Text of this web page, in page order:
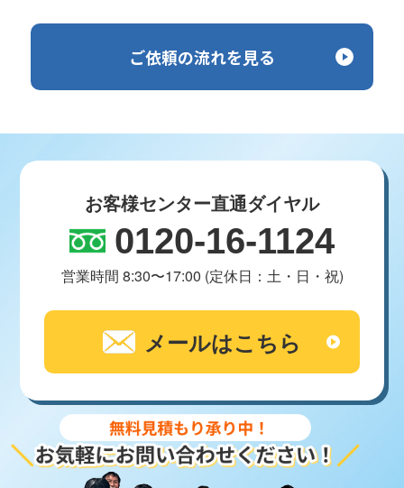
ご依頼の流れを見る
お客様センター直通ダイヤル
0120-16-1124
営業時間 8:30〜17:00 (定休日：土・日・祝)
メールはこちら